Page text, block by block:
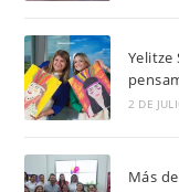
Yelitze
2 DE
Más